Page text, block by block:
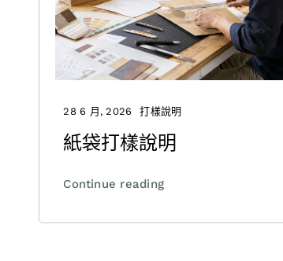
28 6 月, 2026 打樣說明
紙袋打樣說明
Continue reading